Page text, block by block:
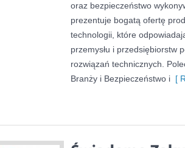
oraz bezpieczeństwo
prezentuje bogatą ofertę
technologii, które
przemysłu i przedsiębiorstw
rozwiązań technicznych.
Branży i Bezpieczeństwo i [